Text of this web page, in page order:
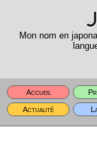
Mon nom en
Accueil
Actualité